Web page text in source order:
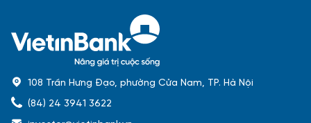
108 Trần Hưng Đạo, phường Cửa Nam, TP. Hà Nội
(84) 24 3941 3622